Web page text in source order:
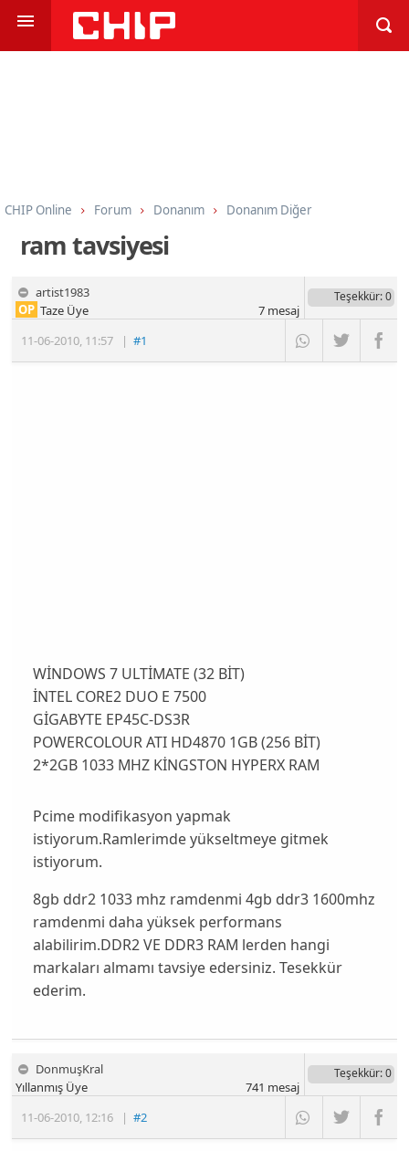
CHIP Online Forum Donanım Donanım Diğer
ram tavsiyesi
artist1983
11-06-2010, 11:57 |#1
OP Taze Üye
Teşekkür: 0
7mesaj
WİNDOWS 7 ULTİMATE (32 BİT)
İNTEL CORE2 DUO E 7500
GİGABYTE EP45C-DS3R
POWERCOLOUR ATI HD4870 1GB (256 BİT)
2*2GB 1033 MHZ KİNGSTON HYPERX RAM
Pcime modifikasyon yapmak
istiyorum.Ramlerimde yükseltmeye gitmek
istiyorum.
8gb ddr2 1033 mhz ramdenmi 4gb ddr3 1600mhz
ramdenmi daha yüksek performans
alabilirim.DDR2 VE DDR3 RAM lerden hangi
markaları almamı tavsiye edersiniz. Tesekkür
ederim.
DonmuşKral
11-06-2010, 12:16 |#2
Yıllanmış Üye
Teşekkür: 0
741 mesaj